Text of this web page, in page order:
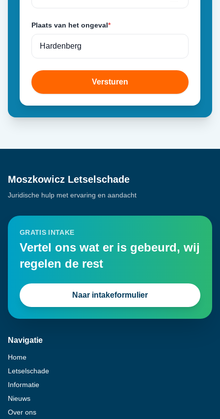
Plaats van het ongeval*
Versturen
Moszkowicz Letselschade
Juridische hulp met ervaring en aandacht
GRATIS INTAKE
Vertel ons wat er is gebeurd, wij
regelen de rest
Naar intakeformulier
Navigatie
Home
Letselschade
Informatie
Nieuws
Over ons